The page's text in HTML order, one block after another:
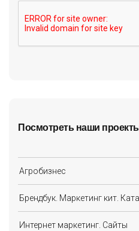
Посмотреть наши
Агробизнес
Брендбук. Маркетинг кит.
Интернет маркетинг. Сайты